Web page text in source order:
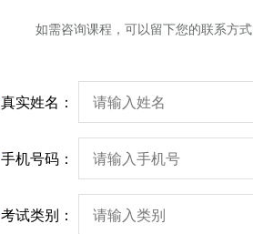
如需咨询课程，可以留下您的联系方
真实姓名：
手机号码：
考试类别：